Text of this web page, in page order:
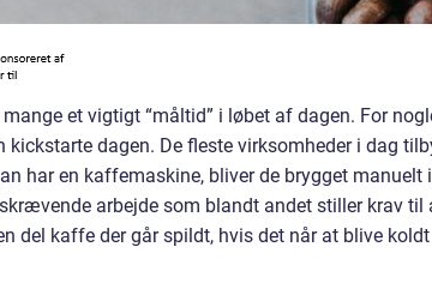
et vigtigt “måltid” i løbet af dagen. For
kickstarte dagen. De fleste virksomheder i dag
har en kaffemaskine, bliver de brygget
arbejde som blandt andet stiller krav
del kaffe der går spildt, hvis det når at blive